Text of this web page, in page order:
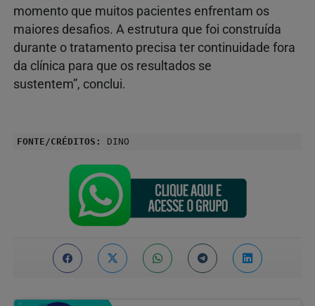
momento que muitos pacientes enfrentam os
maiores desafios. A estrutura que foi construída
durante o tratamento precisa ter continuidade fora
da clínica para que os resultados se
sustentem”, conclui.
FONTE/CRÉDITOS: DINO